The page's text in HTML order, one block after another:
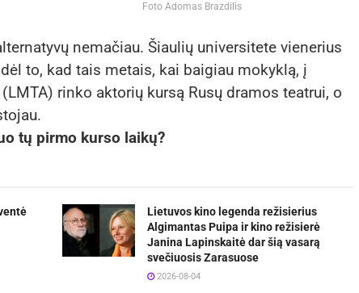
Foto Adomas Brazdilis
nemačiau. Šiaulių universitete vienerius
to, kad tais metais, kai baigiau mokyklą, į
rinko aktorių kursą Rusų dramos teatrui, o
tų pirmo kurso laikų?
Lietuvos kino legenda režisierius
Algimantas Puipa ir kino režisierė
Janina Lapinskaitė dar šią vasarą
svečiuosis Zarasuose
2026-08-04